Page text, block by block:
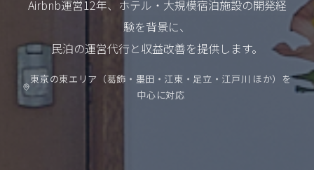
Airbnb運営12年、ホテル・大規模宿泊施設の開発経
験を背景に、
民泊の運営代行と収益改善を提供します。
東京の東エリア（葛飾・墨田・江東・足立・江戸川 ほか）を
中心に対応